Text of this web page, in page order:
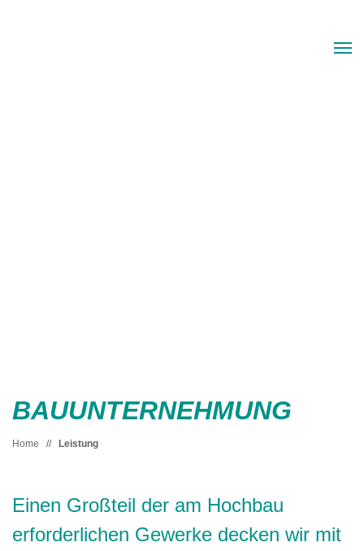
BAUUNTERNEHMUNG
Home // Leistung
Einen Großteil der am Hochbau
erforderlichen Gewerke decken wir mit